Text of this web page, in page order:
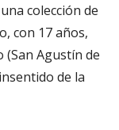
colección de
con 17 años,
(San Agustín de
de la